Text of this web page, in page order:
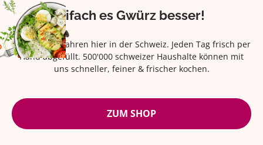
Eifach es Gwürz besser!
Seit über 42 Jahren hier in der Schweiz. Jeden Tag frisch per
Hand abgefüllt. 500'000 schweizer Haushalte können mit
uns schneller, feiner & frischer kochen.
ZUM SHOP